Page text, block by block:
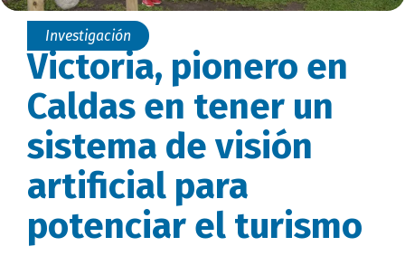
Investigación
Victoria, pionero en
Caldas en tener un
sistema de visión
artificial para
potenciar el turismo